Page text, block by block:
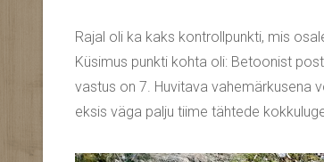
Rajal oli ka kaks kontrollpunkti, mis
Küsimus punkti kohta oli: Betoonist
vastus on 7. Huvitava vahemärkusena
eksis väga palju tiime tähtede